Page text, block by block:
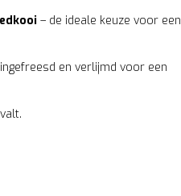
– de ideale keuze voor een
en verlijmd voor een